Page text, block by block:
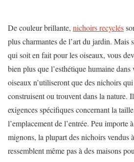
De couleur brillante, nichoirs recyclés
plus charmantes de l’art du jardin. Mais
qui soit en fait pour les oiseaux, vous
bien plus que l’esthétique humaine
oiseaux n’utiliseront que des nichoirs
construisent ou trouvent dans la nature.
exigences spécifiques concernant la
l’emplacement de l’entrée. Peu importe
mignons, la plupart des nichoirs vendus
ressemblent même pas à des maisons